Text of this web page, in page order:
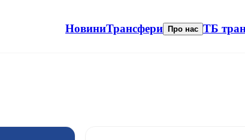
НовиниТрансфери Про нас ТБ